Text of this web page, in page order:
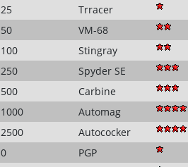
25
Trracer
50
VM-68
100
Stingray
250
Spyder SE
500
Carbine
1000
Automag
2500
Autococker
0
PGP